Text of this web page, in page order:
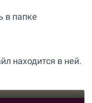
в папке
находится в ней.